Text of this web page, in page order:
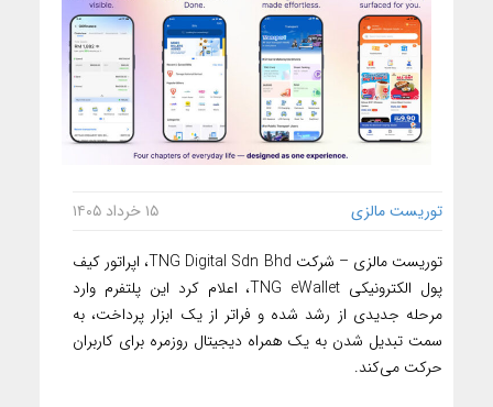
توریست مالزی ۱۵ خرداد ۱۴۰۵
توریست مالزی – شرکت TNG Digital Sdn Bhd، اپراتور کیف
پول الکترونیکی TNG eWallet، اعلام کرد این پلتفرم وارد
مرحله جدیدی از رشد شده و فراتر از یک ابزار پرداخت، به
سمت تبدیل شدن به یک همراه دیجیتال روزمره برای کاربران
حرکت می‌کند.